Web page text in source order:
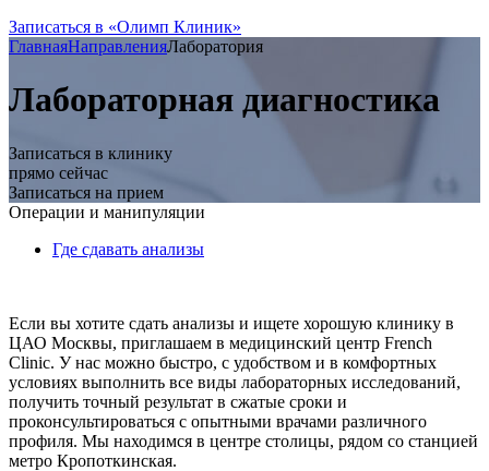
Записаться в «Олимп Клиник»
ГлавнаяНаправленияЛаборатория
Лабораторная диагностика
Записаться в клинику
прямо сейчас
Записаться на прием
Операции и манипуляции
Где сдавать анализы
Если вы хотите сдать анализы и ищете хорошую клинику в
ЦАО Москвы, приглашаем в медицинский центр French
Clinic. У нас можно быстро, с удобством и в комфортных
условиях выполнить все виды лабораторных исследований,
получить точный результат в сжатые сроки и
проконсультироваться с опытными врачами различного
профиля. Мы находимся в центре столицы, рядом со станцией
метро Кропоткинская.